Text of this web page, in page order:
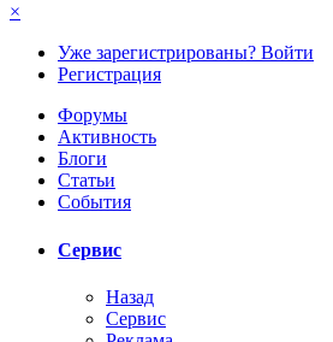
×
Уже зарегистрированы? Войти
Регистрация
Форумы
Активность
Блоги
Статьи
События
Сервис
Назад
Сервис